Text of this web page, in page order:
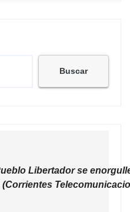
Buscar
Libertador se